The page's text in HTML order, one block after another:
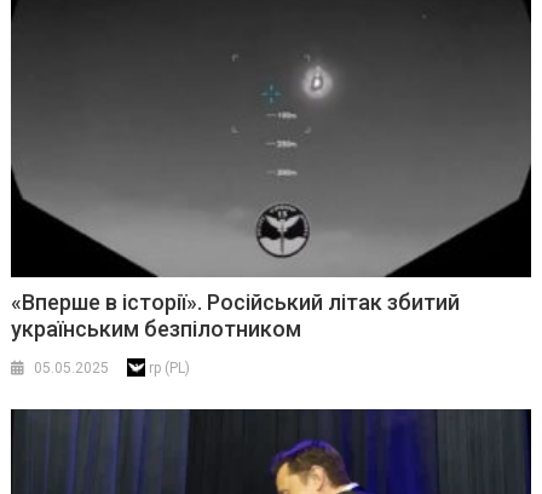
«Вперше в історії». Російський літак збитий
українським безпілотником
05.05.2025 rp (PL)